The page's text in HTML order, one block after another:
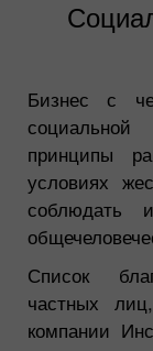
Бизнес с
принципы
условиях
соблюдать
Список
частных
компании